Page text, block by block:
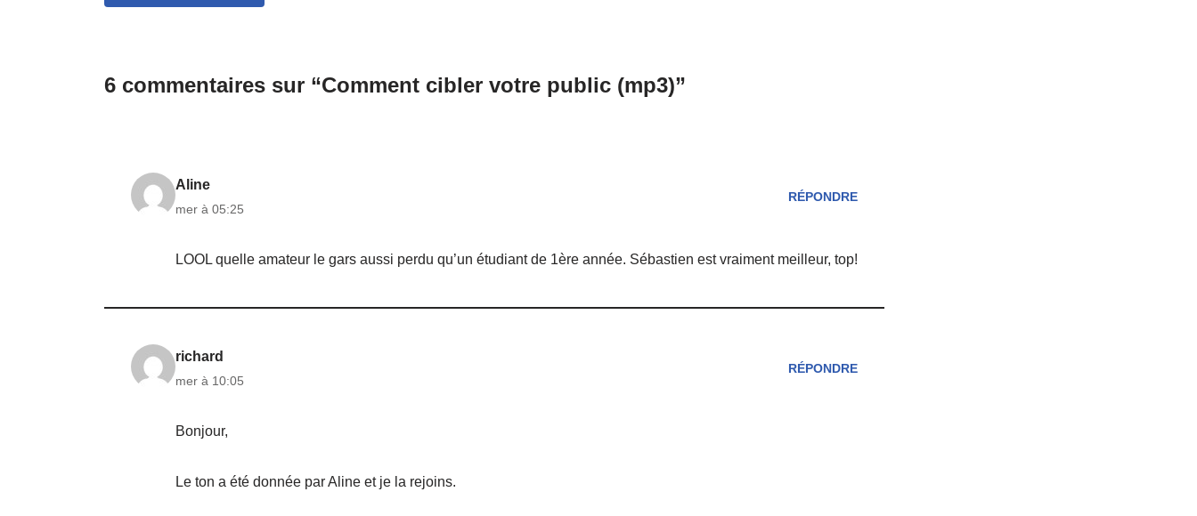
6 commentaires sur “Comment cibler votre public (mp3)”
Aline
mer à 05:25
RÉPONDRE
LOOL quelle amateur le gars aussi perdu qu’un étudiant de 1ère année. Sébastien est vraiment meilleur, top!
richard
mer à 10:05
RÉPONDRE
Bonjour,
Le ton a été donnée par Aline et je la rejoins.